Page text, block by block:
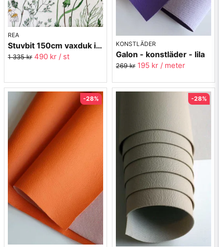
REA
Stuvbit 150cm vaxduk i textil - Gräs - grön
1 335 kr 490 kr / st
KONSTLÄDER
Galon - konstläder - lila
269 kr 195 kr / meter
-28% -28%